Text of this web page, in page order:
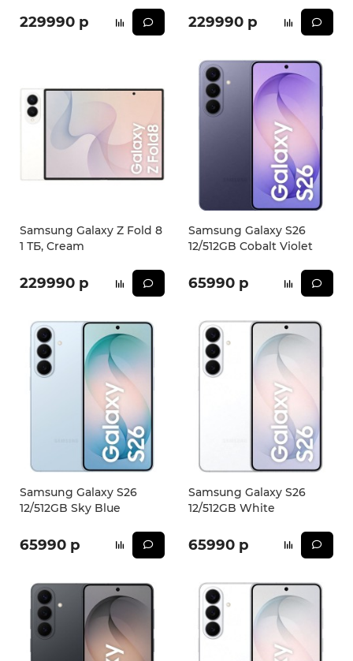
229990 р 229990 р
Samsung Galaxy Z Fold 8
1 ТБ, Cream
229990 р
Samsung Galaxy S26
12/512GB Cobalt Violet
65990 р
Samsung Galaxy S26
12/512GB Sky Blue
65990 р
Samsung Galaxy S26
12/512GB White
65990 р